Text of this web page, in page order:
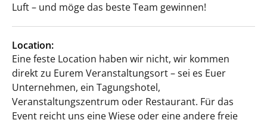
Luft – und möge das beste Team gewinnen!
Location:
Eine feste Location haben wir nicht, wir kommen
direkt zu Eurem Veranstaltungsort – sei es Euer
Unternehmen, ein Tagungshotel,
Veranstaltungszentrum oder Restaurant. Für das
Event reicht uns eine Wiese oder eine andere freie